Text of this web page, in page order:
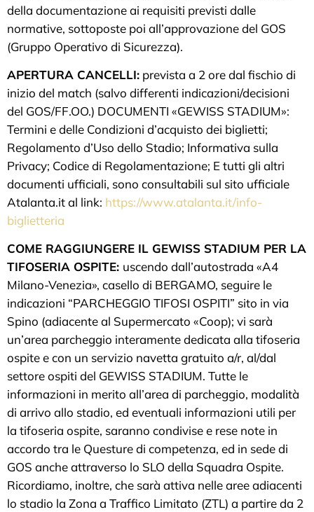
della documentazione ai requisiti previsti dalle
normative, sottoposte poi all’approvazione del GOS
(Gruppo Operativo di Sicurezza).
APERTURA CANCELLI: prevista a 2 ore dal fischio di
inizio del match (salvo differenti indicazioni/decisioni
del GOS/FF.OO.) DOCUMENTI «GEWISS STADIUM»:
Termini e delle Condizioni d’acquisto dei biglietti;
Regolamento d’Uso dello Stadio; Informativa sulla
Privacy; Codice di Regolamentazione; E tutti gli altri
documenti ufficiali, sono consultabili sul sito ufficiale
Atalanta.it al link: https://www.atalanta.it/info-
biglietteria
COME RAGGIUNGERE IL GEWISS STADIUM PER LA
TIFOSERIA OSPITE: uscendo dall’autostrada «A4
Milano-Venezia», casello di BERGAMO, seguire le
indicazioni “PARCHEGGIO TIFOSI OSPITI” sito in via
Spino (adiacente al Supermercato «Coop); vi sarà
un’area parcheggio interamente dedicata alla tifoseria
ospite e con un servizio navetta gratuito a/r, al/dal
settore ospiti del GEWISS STADIUM. Tutte le
informazioni in merito all’area di parcheggio, modalità
di arrivo allo stadio, ed eventuali informazioni utili per
la tifoseria ospite, saranno condivise e rese note in
accordo tra le Questure di competenza, ed in sede di
GOS anche attraverso lo SLO della Squadra Ospite.
Ricordiamo, inoltre, che sarà attiva nelle aree adiacenti
lo stadio la Zona a Traffico Limitato (ZTL) a partire da 2